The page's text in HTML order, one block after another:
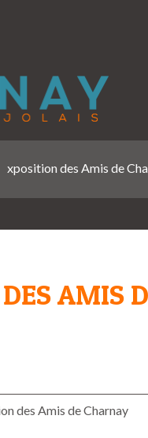
xposition des Amis de
AMIS
des Amis de Charnay